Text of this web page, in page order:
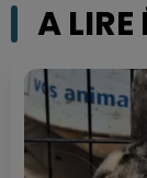
A LIRE